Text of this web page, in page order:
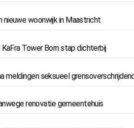
nieuwe woonwijk in Maastricht
Tower Born stap dichterbij
meldingen seksueel
renovatie gemeentehuis